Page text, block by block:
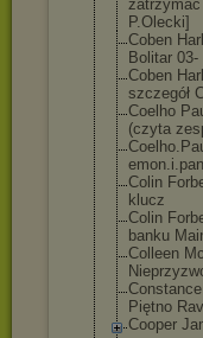
P.Olecki]
Coben
Bolitar
Coben
szczegół
Coelho
(czyta
Colin
klucz
Colin
banku
Colleen
Piętno
Cooper